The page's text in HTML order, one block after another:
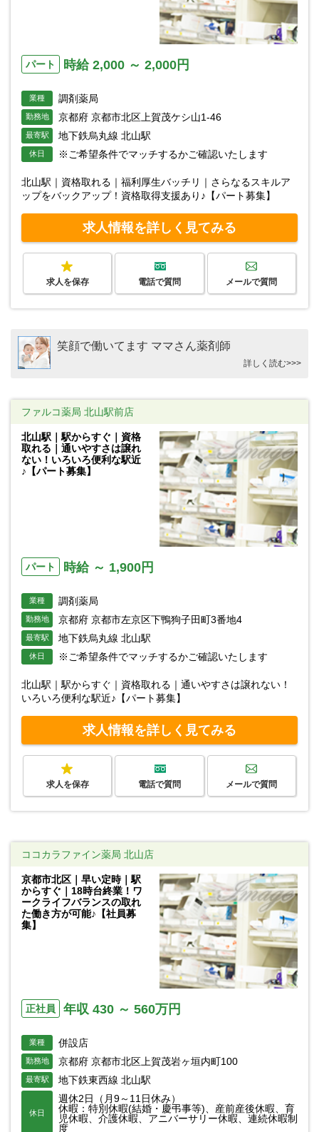
パート 時給 2,000 ～ 2,000円
業種 調剤薬局
勤務地 京都府 京都市北区上賀茂ケシ山1-46
最寄駅 地下鉄烏丸線 北山駅
休日 ※ご希望条件でマッチするかご確認いたします
北山駅｜資格取れる｜福利厚生バッチリ｜さらなるスキルア
ップをバックアップ！資格取得支援あり♪【パート募集】
求人情報を詳しく見てみる
求人を保存 電話で質問 メールで質問
笑顔で働いてます ママさん薬剤師
詳しく読む>>>
ファルコ薬局 北山駅前店
北山駅｜駅からすぐ｜資格
取れる｜通いやすさは譲れ
ない！いろいろ便利な駅近
♪【パート募集】
パート 時給 ～ 1,900円
業種 調剤薬局
勤務地 京都府 京都市左京区下鴨狗子田町3番地4
最寄駅 地下鉄烏丸線 北山駅
休日 ※ご希望条件でマッチするかご確認いたします
北山駅｜駅からすぐ｜資格取れる｜通いやすさは譲れない！
いろいろ便利な駅近♪【パート募集】
求人情報を詳しく見てみる
求人を保存 電話で質問 メールで質問
ココカラファイン薬局 北山店
京都市北区｜早い定時｜駅
からすぐ｜18時台終業！ワ
ークライフバランスの取れ
た働き方が可能♪【社員募
集】
正社員 年収 430 ～ 560万円
業種 併設店
勤務地 京都府 京都市北区上賀茂岩ヶ垣内町100
最寄駅 地下鉄東西線 北山駅
休日
週休2日（月9～11日休み）
休暇：特別休暇(結婚・慶弔事等)、産前産後休暇、育
児休暇、介護休暇、アニバーサリー休暇、連続休暇制
度